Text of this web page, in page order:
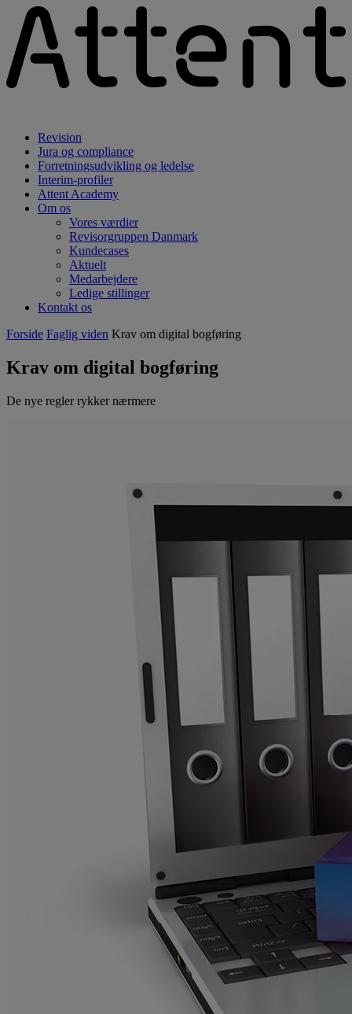
Revision
Jura og compliance
Forretningsudvikling og ledelse
Interim-profiler
Attent Academy
Om os
Vores værdier
Revisorgruppen Danmark
Kundecases
Aktuelt
Medarbejdere
Ledige stillinger
Kontakt os
Forside Faglig viden Krav om digital bogføring
Krav om digital bogføring
De nye regler rykker nærmere